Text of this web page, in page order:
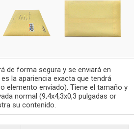
de forma segura y se enviará en
la apariencia exacta que tendrá
elemento enviado). Tiene el tamaño y
normal (9,4x4,3x0,3 pulgadas or
su contenido.